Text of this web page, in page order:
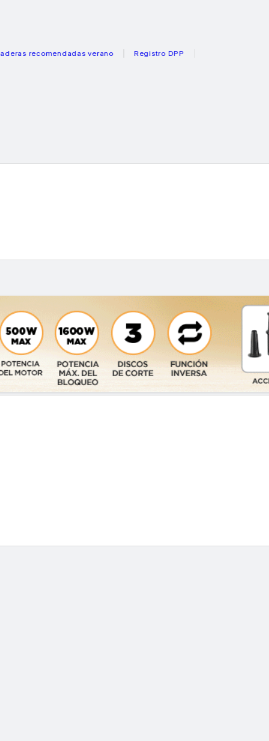
recomendadas verano Registro DPP